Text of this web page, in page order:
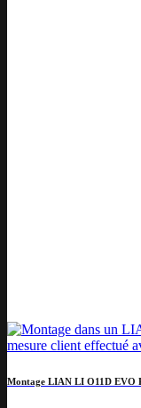
Montage LIAN LI O11D EVO